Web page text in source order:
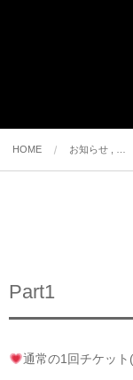
HOME お知らせ , …
Part1
通常の1回チケッ